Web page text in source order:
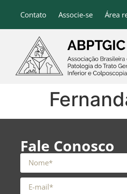
conteúdo
Contato Associe-se Área
Fale Conosco